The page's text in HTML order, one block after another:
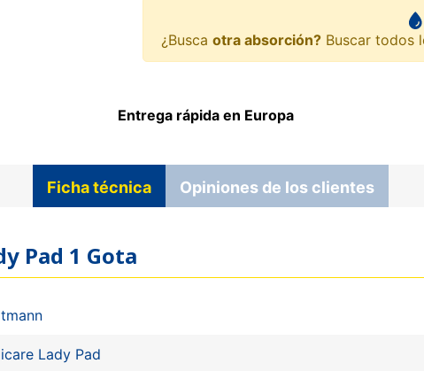
¿Busca otra absorción?Buscar todos
Entrega rápida en Europa
Ficha técnica Opiniones de los clientes
Pad 1 Gota
Lady Pad